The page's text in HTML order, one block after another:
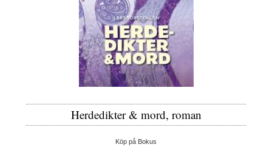
Herdedikter & mord, roman
Köp på Bokus